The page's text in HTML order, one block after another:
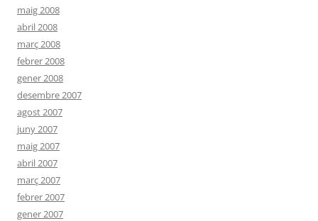
maig 2008
abril 2008
març 2008
febrer 2008
gener 2008
desembre 2007
agost 2007
juny 2007
maig 2007
abril 2007
març 2007
febrer 2007
gener 2007